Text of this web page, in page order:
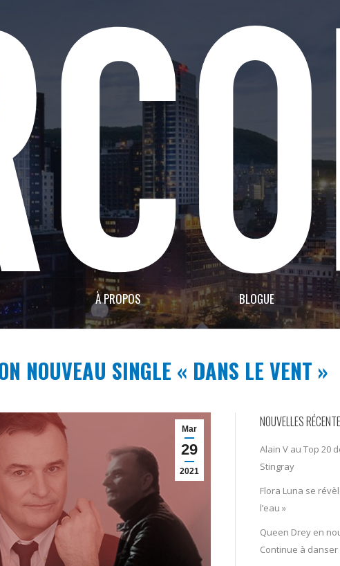
À PROPOS BLOGUE
NOUVEAU SINGLE « DANS LE VENT »
Mar
29
2021
NOUVELLES
Alain V au Top 20
Stingray
Flora Luna se
l’eau »
Queen Drey en
Continue à danser